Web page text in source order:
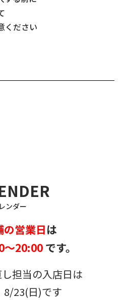
ください
ンダー
営業日は
～20:00 です。
担当の入店日は
8/23(日)です